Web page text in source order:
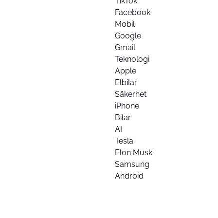
Facebook
Mobil
Google
Gmail
Teknologi
Apple
Elbilar
Säkerhet
iPhone
Bilar
AI
Tesla
Elon Musk
Samsung
Android